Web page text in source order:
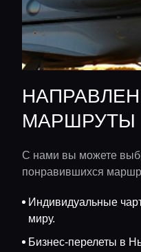
МАРШРУТЫ
С нами вы можете
понравившихся
Индивидуальные
миру.
Бизнес-перелеты в